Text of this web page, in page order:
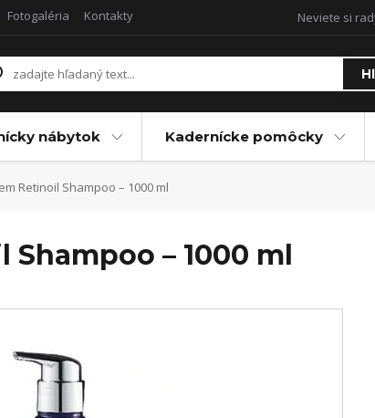
Fotogaléria Kontakty Neviete si
nábytok Kadernícke pomôcky
Retinoil Shampoo – 1000 ml
– 1000 ml